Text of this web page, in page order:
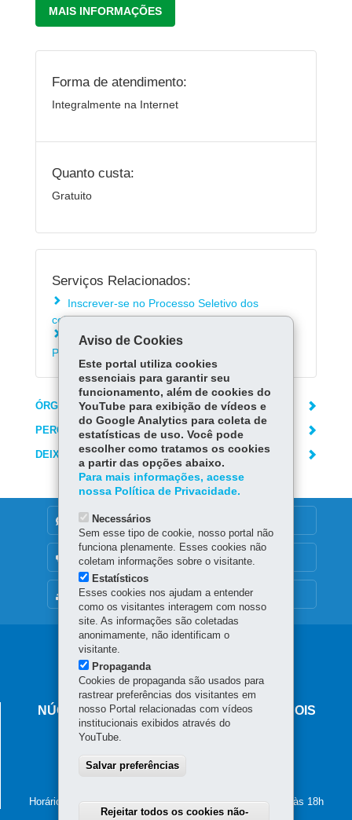
MAIS INFORMAÇÕES
Forma de atendimento:
Integralmente na Internet
Quanto custa:
Gratuito
Serviços Relacionados:
Inscrever-se no Processo Seletivo dos
colégios da Polícia Militar do Paraná
Matricular-se na rede estadual de ensino do
Paraná
ÓRGÃO RESPONSÁVEL
PERGUNTAS FREQUENTES
DEIXE SUA OPINIÃO
MAPA DO SITE
DENUNCIE CORRUPÇÃO
OUVIDORIA
Navegação
principal
NÚCLEO REGIONAL DE EDUCAÇÃO DE DOIS
VIZINHOS
85.660-000-Dois Vizinhos
Horário de atendimento: de segunda a sexta-feira, das 8h às 18h
Aviso de Cookies
Este portal utiliza cookies
essenciais para garantir seu
funcionamento, além de cookies do
YouTube para exibição de vídeos e
do Google Analytics para coleta de
estatísticas de uso. Você pode
escolher como tratamos os cookies
a partir das opções abaixo.
Para mais informações, acesse
nossa Política de Privacidade.
Necessários
Sem esse tipo de cookie, nosso portal não
funciona plenamente. Esses cookies não
coletam informações sobre o visitante.
Estatísticos
Esses cookies nos ajudam a entender
como os visitantes interagem com nosso
site. As informações são coletadas
anonimamente, não identificam o
visitante.
Propaganda
Cookies de propaganda são usados para
rastrear preferências dos visitantes em
nosso Portal relacionadas com vídeos
institucionais exibidos através do
YouTube.
Salvar preferências
Rejeitar todos os cookies não-